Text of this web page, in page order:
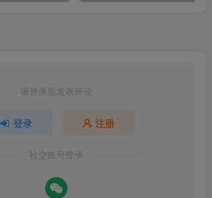
请登录后发表评论
登录 注册
社交账号登录